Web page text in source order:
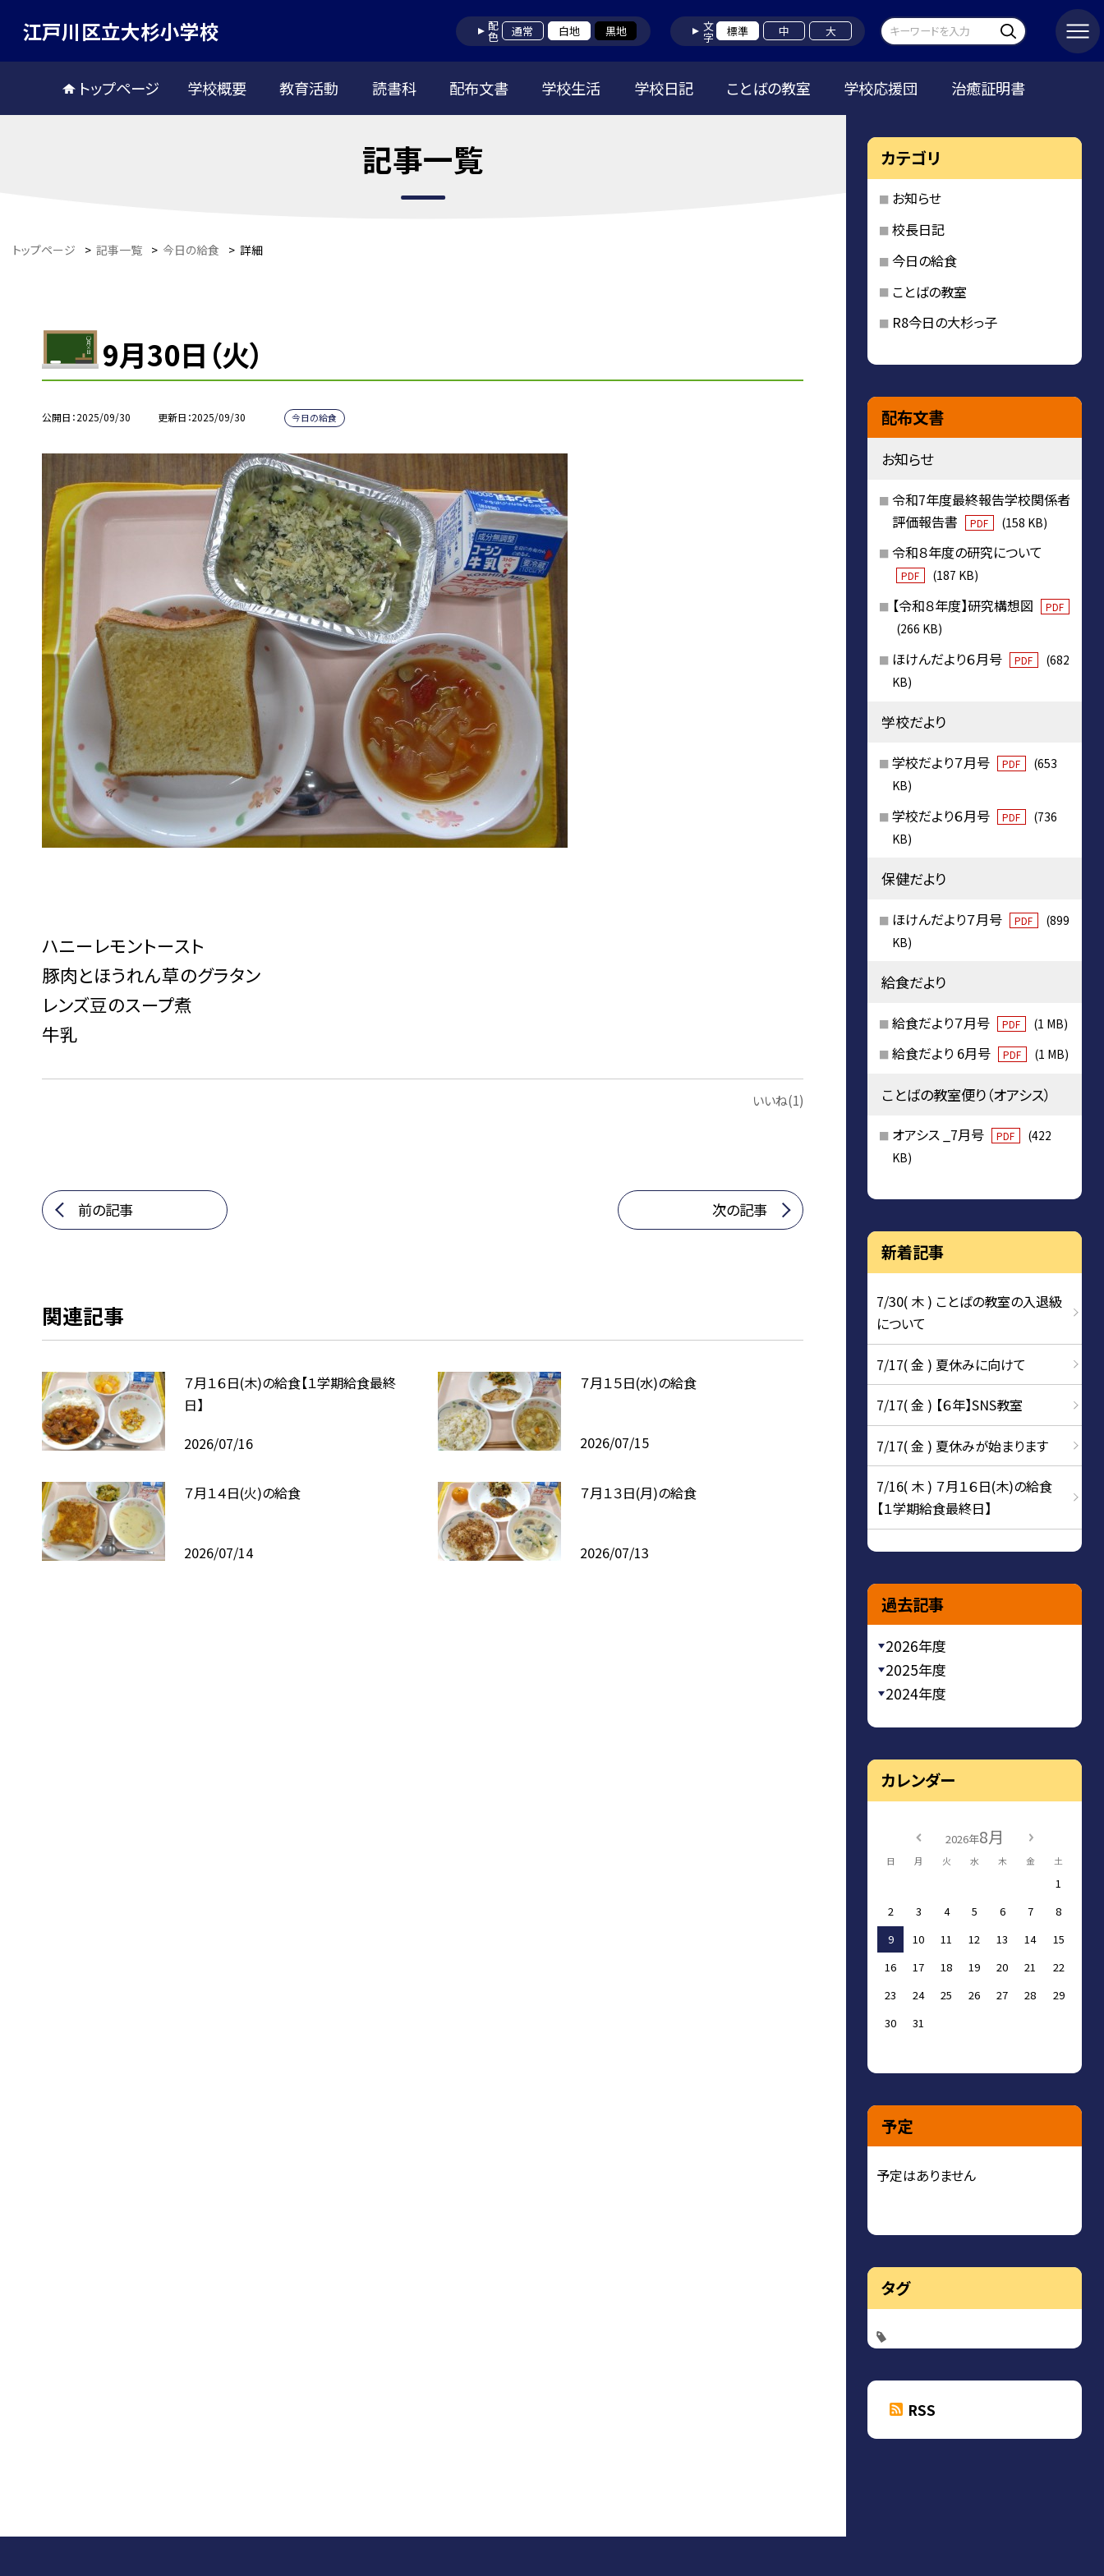
江戸川区立大杉小学校 配色 通常 白地 黒地 文字 標準 中 大
トップページ 学校概要 教育活動 読書科 配布文書 学校生活 学校日記 ことばの教室 学校応援団 治癒証明書
記事一覧
トップページ > 記事一覧 > 今日の給食 > 詳細
9月30日（火）
公開日 2025/09/30 更新日 2025/09/30 今日の給食
ハニーレモントースト
豚肉とほうれん草のグラタン
レンズ豆のスープ煮
牛乳
いいね(1)
前の記事 次の記事
関連記事
７月１６日(木)の給食【１学期給食最終
日】
2026/07/16
７月１５日(水)の給食
2026/07/15
７月１４日(火)の給食
2026/07/14
７月１３日(月)の給食
2026/07/13
カテゴリ
お知らせ
校長日記
今日の給食
ことばの教室
R8今日の大杉っ子
配布文書
お知らせ
令和7年度最終報告学校関係者
評価報告書
PDF (158 KB)
令和８年度の研究について
PDF (187 KB)
【令和８年度】研究構想図 PDF
(266 KB)
ほけんだより６月号 PDF
(682
KB)
学校だより
学校だより７月号 PDF
(653
KB)
学校だより６月号 PDF
(736
KB)
保健だより
ほけんだより７月号 PDF
(899
KB)
給食だより
給食だより７月号 PDF (1 MB)
給食だより 6月号 PDF (1 MB)
ことばの教室便り（オアシス）
オアシス _7月号 PDF
(422
KB)
新着記事
7/30( 木 ) ことばの教室の入退級
について
7/17( 金 ) 夏休みに向けて
7/17( 金 ) 【６年】SNS教室
7/17( 金 ) 夏休みが始まります
7/16( 木 ) ７月１６日(木)の給食
【１学期給食最終日】
過去記事
2026年度
2025年度
2024年度
カレンダー
2026年8月
日 月 火 水 木 金 土
1
2
3 4 5 6 7
8
9
10 11 12 13 14
15
16
17 18 19 20 21
22
23
24 25 26 27 28
29
30
31
予定
予定はありません
タグ
RSS